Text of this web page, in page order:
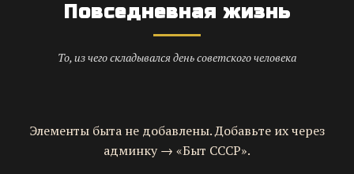
Повседневная жизнь
То, из чего складывался день советского человека
Элементы быта не добавлены. Добавьте их через
админку → «Быт СССР».